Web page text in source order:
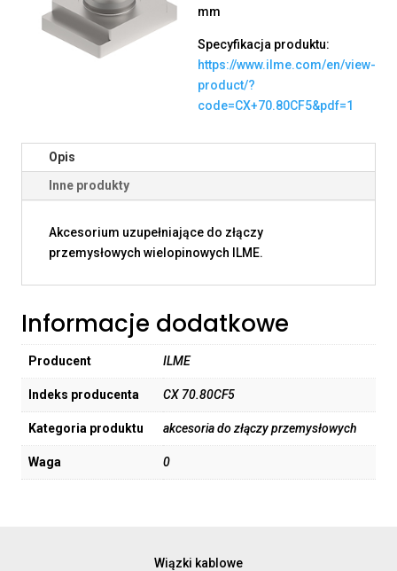
mm
Specyfikacja produktu:
https://www.ilme.com/en/view-
product/?
code=CX+70.80CF5&pdf=1
Opis
Inne produkty
Akcesorium uzupełniające do złączy
przemysłowych wielopinowych ILME.
Informacje dodatkowe
Producent ILME
Indeks producenta CX 70.80CF5
Kategoria produktu akcesoria do złączy przemysłowych
Waga 0
Wiązki kablowe